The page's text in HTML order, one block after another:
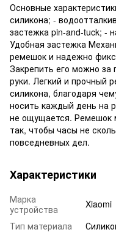
Основные
силикона; -
застежка pin-and-tuck; -
Удобная застежка
ремешок и надежно
Закрепить его можно за
руки. Легкий и прочный
силикона, благодаря
носить каждый день на
не ощущается. Ремешок
так, чтобы часы не
повседневных дел.
Характеристики
Марка
устройства
Xiaomi
Тип материала